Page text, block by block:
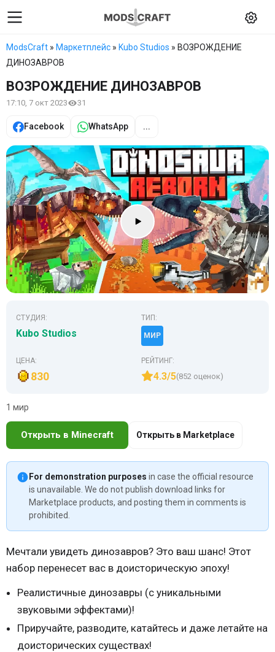
ModsCraft » Маркетплейс » Kubo Studios » ВОЗРОЖДЕНИЕ
ДИНОЗАВРОВ
ВОЗРОЖДЕНИЕ ДИНОЗАВРОВ
17:10, 7 окт 2023 31
Facebook WhatsApp ...
СТУДИЯ:
Kubo Studios
ТИП:
МИР
ЦЕНА:
830
РЕЙТИНГ:
4.3/5(852 оценок)
1 мир
Открыть в Minecraft Открыть в Marketplace
For demonstration purposes in case the official resource
is unavailable. We do not publish download links for
Marketplace products, and posting them in comments is
prohibited.
Мечтали увидеть динозавров? Это ваш шанс! Этот
набор перенесет вас в доисторическую эпоху!
Реалистичные динозавры (с уникальными
звуковыми эффектами)!
Приручайте, разводите, катайтесь и даже летайте на
доисторических существах!